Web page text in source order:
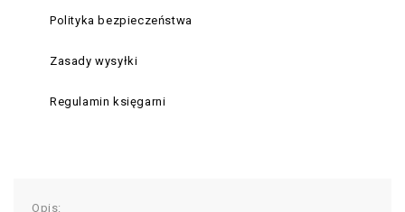
Polityka bezpieczeństwa
Zasady wysyłki
Regulamin księgarni
Opis: